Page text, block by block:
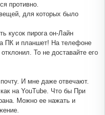
противно.
для которых было
кусок пирога он-Лайн
ПК и планшет! На телефоне
То не доставайте его
И мне даже отвечают.
на YouTube. Что бы При
Можно ее нажать и